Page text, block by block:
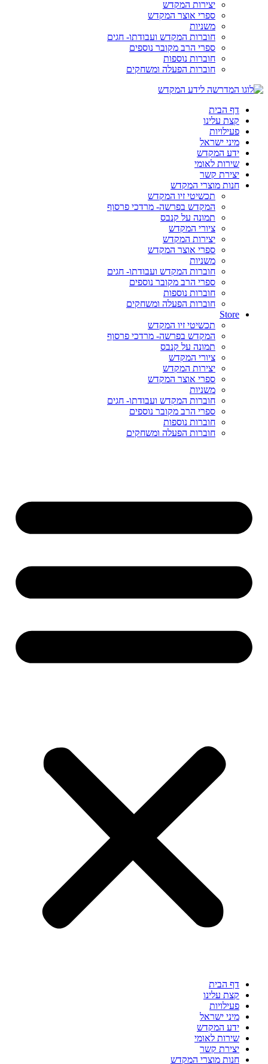
יצירות המקדש
ספרי אוצר המקדש
משניות
חוברות המקדש ועבודתו- חגים
ספרי הרב מקובר נוספים
חוברות נוספות
חוברות הפעלה ומשחקים
דף הבית
קצת עלינו
פעילויות
מיני ישראל
ידע המקדש
שירות לאומי
יצירת קשר
חנות מוצרי המקדש
תכשיטי זיו המקדש
המקדש בפרשה- מרדכי פרסוף
תמונה על קנבס
ציורי המקדש
יצירות המקדש
ספרי אוצר המקדש
משניות
חוברות המקדש ועבודתו- חגים
ספרי הרב מקובר נוספים
חוברות נוספות
חוברות הפעלה ומשחקים
Store
תכשיטי זיו המקדש
המקדש בפרשה- מרדכי פרסוף
תמונה על קנבס
ציורי המקדש
יצירות המקדש
ספרי אוצר המקדש
משניות
חוברות המקדש ועבודתו- חגים
ספרי הרב מקובר נוספים
חוברות נוספות
חוברות הפעלה ומשחקים
דף הבית
קצת עלינו
פעילויות
מיני ישראל
ידע המקדש
שירות לאומי
יצירת קשר
חנות מוצרי המקדש